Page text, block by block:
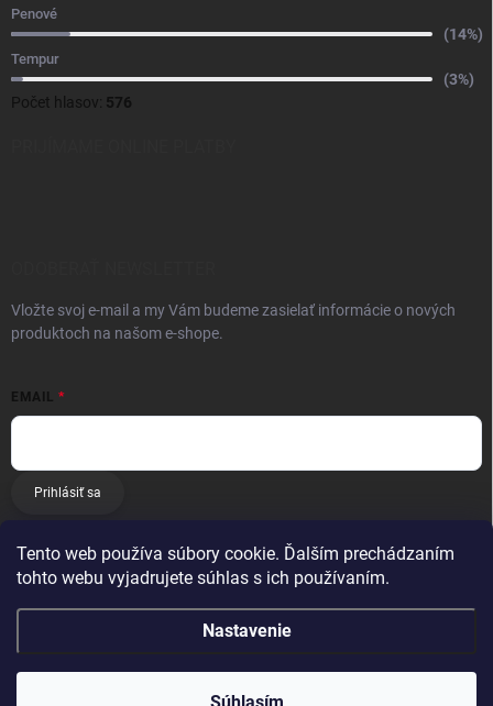
Tento web používa súbory cookie. Ďalším prechádzaním
tohto webu vyjadrujete súhlas s ich používaním.
Nastavenie
Penové
(14%)
Tempur
(3%)
Počet hlasov: 576
Vložte svoj e-mail a my Vám budeme zasielať informácie o nových
produktoch na našom e-shope.
EMAIL
Prihlásiť sa
E-matrac.sk . Všetky práva vyhradené.